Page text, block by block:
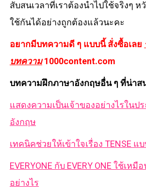
สับสนเวลาที่เราต้องนำไปใช้จริงๆ ห
ใช้กันได้อย่างถูกต้องแล้วนะคะ
อยากมีบทความดี ๆ แบบนี้ สั่งซื้อเลย
บทความ1000content.com
บทความฝึกภาษาอังกฤษอื่น ๆ ที่น่าส
แสดงความเป็นเจ้าของอย่างไรในป
อังกฤษ
เทคนิคช่วยให้เข้าใจเรื่อง TENSE แ
EVERYONE กับ EVERY ONE ใช้เห
อย่างไร